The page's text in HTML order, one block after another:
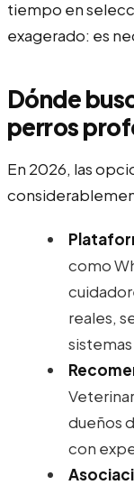
tiempo en
exagerado: es
Dónde
perros
En 2026, las
como
reales,
dueños
con